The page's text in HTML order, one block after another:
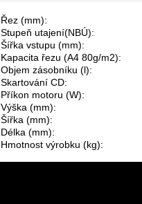
Řez (mm):
Stupeň utajení(NBÚ):
Šířka vstupu (mm):
Kapacita řezu (A4 80g/m2):
Objem zásobníku (l):
Skartování CD:
Příkon motoru (W):
Výška (mm):
Šířka (mm):
Délka (mm):
Hmotnost výrobku (kg):